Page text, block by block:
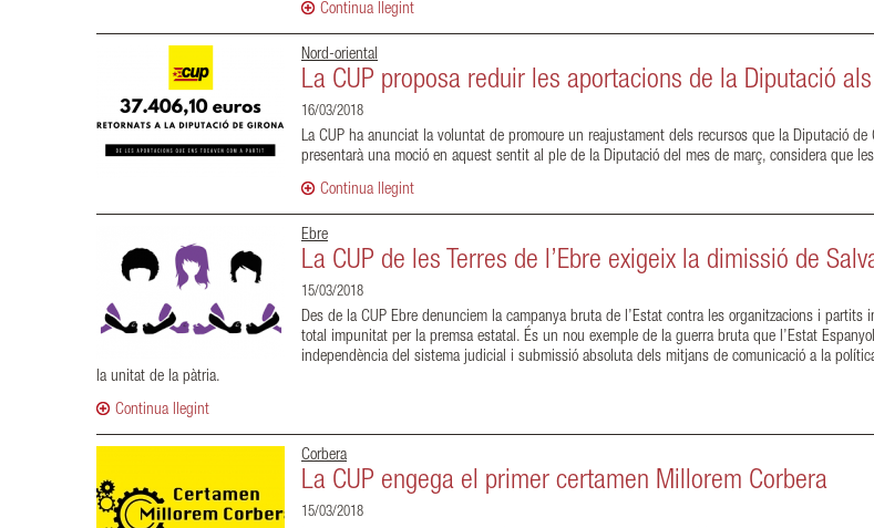
Continua llegint
Nord-oriental
La CUP proposa reduir les aportacions de la Diputació
16/03/2018
La CUP ha anunciat la voluntat de promoure un reajustament dels recursos que la Diputació
presentarà una moció en aquest sentit al ple de la Diputació del mes de març, considera que
Continua llegint
Ebre
La CUP de les Terres de l’Ebre exigeix la dimissió de
15/03/2018
Des de la CUP Ebre denunciem la campanya bruta de l’Estat contra les organitzacions i
total impunitat per la premsa estatal. És un nou exemple de la guerra bruta que l’Estat
independència del sistema judicial i submissió absoluta dels mitjans de comunicació a la
la unitat de la pàtria.
Continua llegint
Corbera
La CUP engega el primer certamen Millorem Corbera
15/03/2018